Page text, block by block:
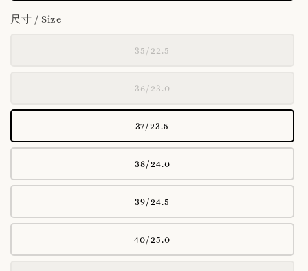
尺寸 / Size
35/22.5
36/23.0
37/23.5
38/24.0
39/24.5
40/25.0